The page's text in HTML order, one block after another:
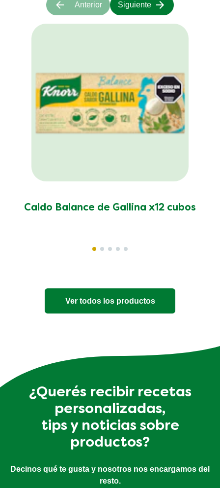
Caldo Balance de Gallina x12 cubos
Anterior Siguiente
Ver todos los productos
¿Querés recibir recetas
personalizadas,
tips y noticias sobre
productos?
Decinos qué te gusta y nosotros nos encargamos del
resto.